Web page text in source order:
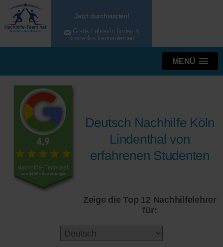
Jetzt durchstarten!
Gratis Lehrer/in finden &
kostenlos kennenlernen
MENÜ
Deutsch Nachhilfe Köln
Lindenthal von
erfahrenen Studenten
Zeige die Top 12 Nachhilfelehrer
für: